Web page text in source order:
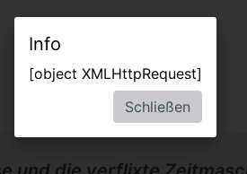
Info
[object XMLHttpRequest]
Schließen